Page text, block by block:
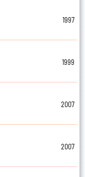
1997
1999
2007
2007